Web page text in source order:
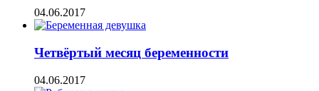
04.06.2017
Четвёртый месяц беременности
04.06.2017